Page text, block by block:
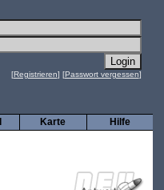
[Registrieren] [Passwort vergessen]
Hilfe
Karte